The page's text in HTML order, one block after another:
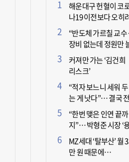
해운대구 헌혈이 코
나19 이전보다 오히
더 늘어난 이유는?
“반도체 가르칠 교수·
장비 없는데 정원만
리면 뭐 하나”
커져만 가는 ‘김건희
리스크’
“적자 보느니 세워 두
는 게 낫다”… 결국 전
면 휴업 선언한 택시회
사
“한번 맺은 인연 끝까
지”… 박형준 시장 ‘
인술’ 주목
MZ세대 ‘탈부산’ 월
만 원 때문에…